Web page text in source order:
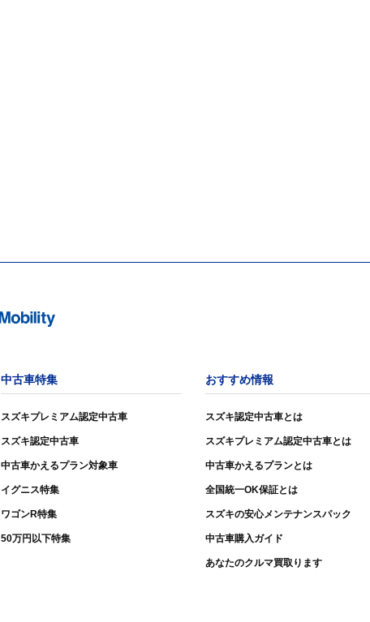
中古車特集
スズキプレミアム認定中古車
スズキ認定中古車
中古車かえるプラン対象車
イグニス特集
ワゴンR特集
50万円以下特集
おすすめ情報
スズキ認定中古車とは
スズキプレミアム認定中古車とは
中古車かえるプランとは
全国統一OK保証とは
スズキの安心メンテナンスパック
中古車購入ガイド
あなたのクルマ買取ります